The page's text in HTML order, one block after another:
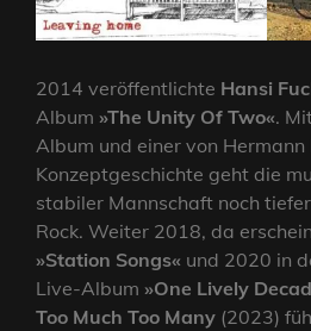
2014 veröffentlichte Hansi
Album »The Unity Of Two«.
Album und einer von
Konzeptgeschichte geht die
stabiler Mannschaft noch
Rock. Weiter 2018, da
»Station Songs« und 2020 in
Live-Album »One Lively
Too Much Too Many (2023)